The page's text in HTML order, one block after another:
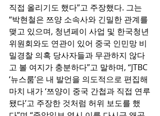
직접 올리기도 했다”고 주장했다. 그는
“박현철은 쯔양 소속사와 긴밀한 관계를
맺고 있으며, 청년페이 사업 및 한국청년
위원회와도 연관이 있어 중국 인민망 비
밀경찰 의혹 당사자들과 무관하지 않다
고 볼 여지가 충분하다”고 말하며, “JTBC
‘뉴스룸’은 내 발언을 의도적으로 편집해
마치 내가 ‘쯔양이 중국 간첩과 직접 연루
됐다’고 주장한 것처럼 허위 보도를 했